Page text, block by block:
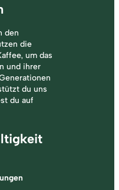
den
die
um das
und ihrer
du uns
du auf